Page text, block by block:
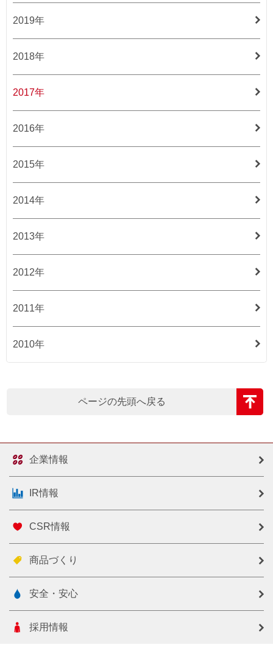
2019年
2018年
2017年
2016年
2015年
2014年
2013年
2012年
2011年
2010年
ページの先頭へ戻る
企業情報
IR情報
CSR情報
商品づくり
安全・安心
採用情報